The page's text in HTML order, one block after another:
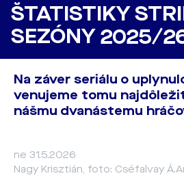
ŠTATISTIKY
SEZÓNY 2025/
Na záver seriálu o
venujeme tomu
nášmu dvanástemu
ne 31.5.2026
Nagy Krisztián, foto: Cséfalvay